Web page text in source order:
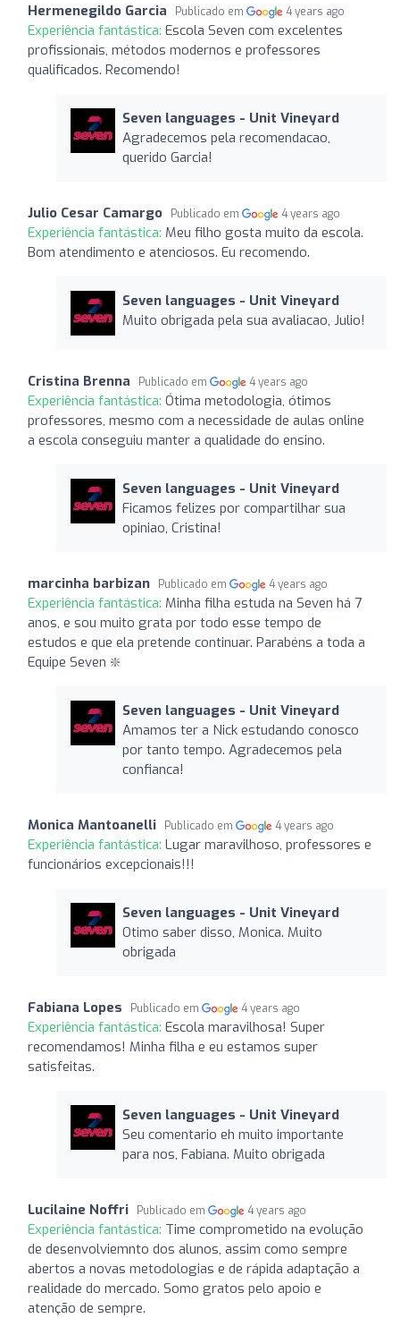
Hermenegildo Garcia Publicado em 4 years ago
Experiência fantástica: Escola Seven com excelentes
profissionais, métodos modernos e professores
qualificados. Recomendo!
Seven languages ​​- Unit Vineyard
Agradecemos pela recomendacao,
querido Garcia!
Julio Cesar Camargo Publicado em 4 years ago
Experiência fantástica: Meu filho gosta muito da escola.
Bom atendimento e atenciosos. Eu recomendo.
Seven languages ​​- Unit Vineyard
Muito obrigada pela sua avaliacao, Julio!
Cristina Brenna Publicado em 4 years ago
Experiência fantástica: Ótima metodologia, ótimos
professores, mesmo com a necessidade de aulas online
a escola conseguiu manter a qualidade do ensino.
Seven languages ​​- Unit Vineyard
Ficamos felizes por compartilhar sua
opiniao, Cristina!
marcinha barbizan Publicado em 4 years ago
Experiência fantástica: Minha filha estuda na Seven há 7
anos, e sou muito grata por todo esse tempo de
estudos e que ela pretende continuar. Parabéns a toda a
Equipe Seven ❇️
Seven languages ​​- Unit Vineyard
Amamos ter a Nick estudando conosco
por tanto tempo. Agradecemos pela
confianca!
Monica Mantoanelli Publicado em 4 years ago
Experiência fantástica: Lugar maravilhoso, professores e
funcionários excepcionais!!!
Seven languages ​​- Unit Vineyard
Otimo saber disso, Monica. Muito
obrigada
Fabiana Lopes Publicado em 4 years ago
Experiência fantástica: Escola maravilhosa! Super
recomendamos! Minha filha e eu estamos super
satisfeitas.
Seven languages ​​- Unit Vineyard
Seu comentario eh muito importante
para nos, Fabiana. Muito obrigada
Lucilaine Noffri Publicado em 4 years ago
Experiência fantástica: Time comprometido na evolução
de desenvolviemnto dos alunos, assim como sempre
abertos a novas metodologias e de rápida adaptação a
realidade do mercado. Somo gratos pelo apoio e
atenção de sempre.